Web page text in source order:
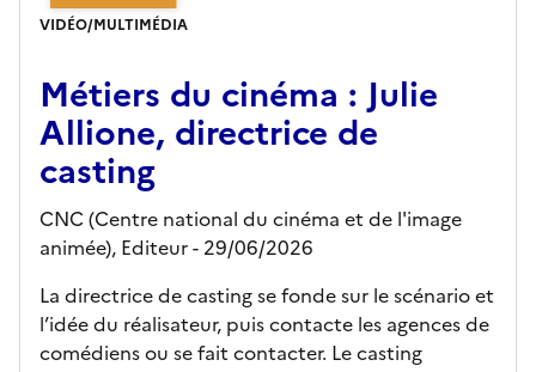
VIDÉO/MULTIMÉDIA
Métiers du cinéma : Julie
Allione, directrice de
casting
CNC (Centre national du cinéma et de l'image
animée), Editeur- 29/06/2026
La directrice de casting se fonde sur le scénario et
l’idée du réalisateur, puis contacte les agences de
comédiens ou se fait contacter. Le casting